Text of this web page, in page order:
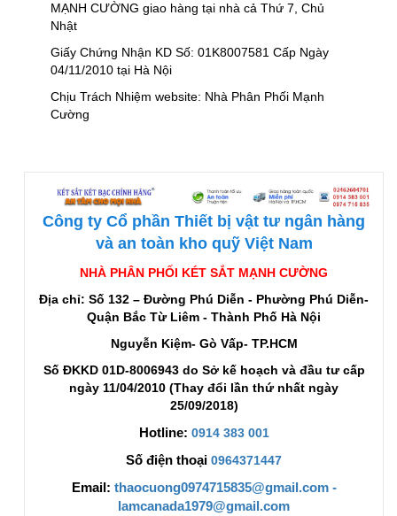
MẠNH CƯỜNG giao hàng tại nhà cả Thứ 7, Chủ
Nhật
Giấy Chứng Nhận KD Số: 01K8007581 Cấp Ngày
04/11/2010 tại Hà Nội
Chịu Trách Nhiệm website: Nhà Phân Phối Mạnh
Cường
Công ty Cổ phần Thiết bị vật tư ngân hàng
và an toàn kho quỹ Việt Nam
NHÀ PHÂN PHỐI KÉT SẮT MẠNH CƯỜNG
Địa chỉ: Số 132 – Đường Phú Diễn - Phường Phú Diễn-
Quận Bắc Từ Liêm - Thành Phố Hà Nội
Nguyễn Kiệm- Gò Vấp- TP.HCM
Số ĐKKD 01D-8006943 do Sở kế hoạch và đầu tư cấp
ngày 11/04/2010 (Thay đổi lần thứ nhất ngày
25/09/2018)
Hotline: 0914 383 001
Số điện thoại 0964371447
Email: thaocuong0974715835@gmail.com -
lamcanada1979@gmail.com